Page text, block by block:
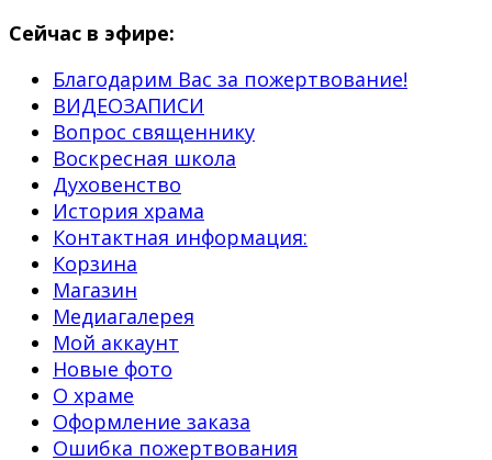
Сейчас в эфире:
Благодарим Вас за пожертвование!
ВИДЕОЗАПИСИ
Вопрос священнику
Воскресная школа
Духовенство
История храма
Контактная информация:
Корзина
Магазин
Медиагалерея
Мой аккаунт
Новые фото
О храме
Оформление заказа
Ошибка пожертвования